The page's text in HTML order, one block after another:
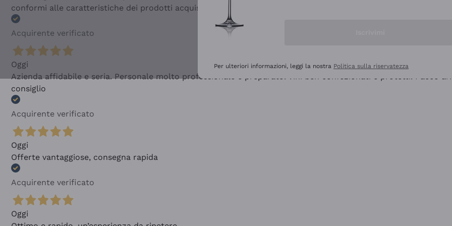
conformi alle caratteristiche dei prodotti acquistati
Acquirente verificato
Oggi
Azienda affidabile e seria. Personale molto professionale e preparato. Vini ben confezionati e protetti. Pacco
consiglio
Acquirente verificato
Oggi
Offerte vantaggiose, consegna rapida
Acquirente verificato
Oggi
Per ulteriori informazioni, leggi la nostra Politica sulla riservatezza